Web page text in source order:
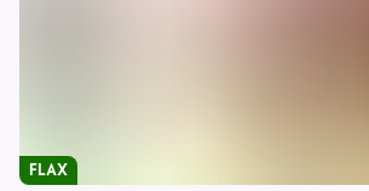
FLAX